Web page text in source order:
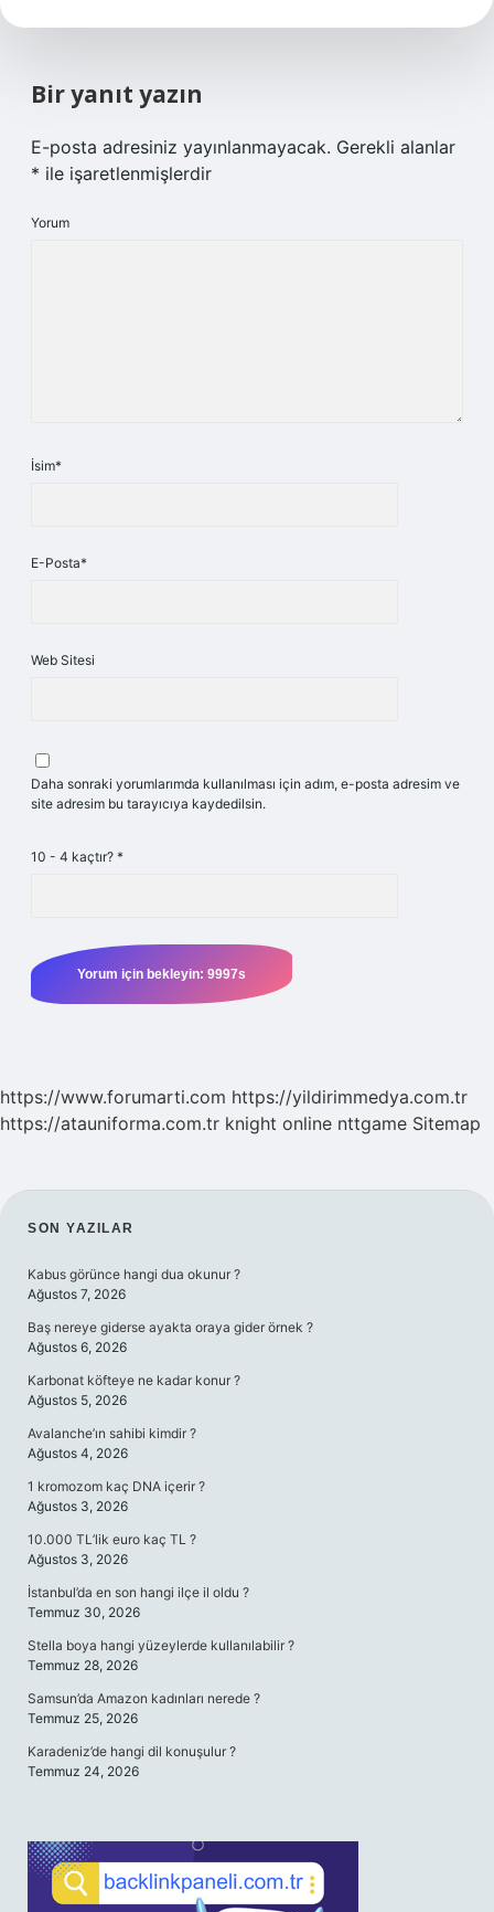
Bir yanıt yazın
E-posta adresiniz yayınlanmayacak. Gerekli alanlar
* ile işaretlenmişlerdir
Yorum
İsim*
E-Posta*
Web Sitesi
Daha sonraki yorumlarımda kullanılması için adım, e-posta adresim ve
site adresim bu tarayıcıya kaydedilsin.
10 - 4 kaçtır? *
https://www.forumarti.com https://yildirimmedya.com.tr
https://atauniforma.com.tr knight online nttgame Sitemap
SIDEBAR
SON YAZILAR
Kabus görünce hangi dua okunur ?
Ağustos 7, 2026
Baş nereye giderse ayakta oraya gider örnek ?
Ağustos 6, 2026
Karbonat köfteye ne kadar konur ?
Ağustos 5, 2026
Avalanche’ın sahibi kimdir ?
Ağustos 4, 2026
1 kromozom kaç DNA içerir ?
Ağustos 3, 2026
10.000 TL’lik euro kaç TL ?
Ağustos 3, 2026
İstanbul’da en son hangi ilçe il oldu ?
Temmuz 30, 2026
Stella boya hangi yüzeylerde kullanılabilir ?
Temmuz 28, 2026
Samsun’da Amazon kadınları nerede ?
Temmuz 25, 2026
Karadeniz’de hangi dil konuşulur ?
Temmuz 24, 2026